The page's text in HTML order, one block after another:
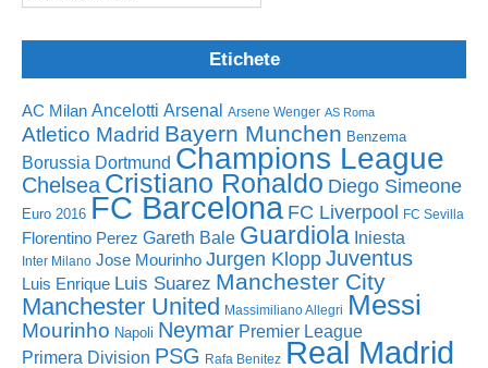
Etichete
AC Milan Ancelotti Arsenal Arsene Wenger AS Roma
Atletico Madrid Bayern Munchen Benzema
Borussia Dortmund Champions League
Chelsea Cristiano Ronaldo Diego Simeone
Euro 2016 FC Barcelona FC Liverpool FC Sevilla
Florentino Perez Gareth Bale Guardiola Iniesta
Inter Milano Jose Mourinho Jurgen Klopp Juventus
Luis Enrique Luis Suarez Manchester City
Manchester United Massimiliano Allegri Messi
Mourinho Napoli Neymar Premier League
Primera Division PSG Rafa Benitez Real Madrid